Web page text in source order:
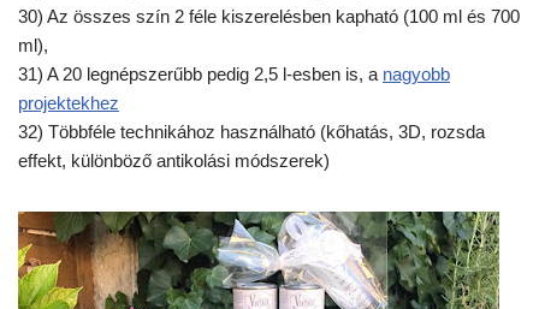
30) Az összes szín 2 féle kiszerelésben kapható (100 ml és 700
ml),
31) A 20 legnépszerűbb pedig 2,5 l-esben is, a nagyobb
projektekhez
32) Többféle technikához használható (kőhatás, 3D, rozsda
effekt, különböző antikolási módszerek)